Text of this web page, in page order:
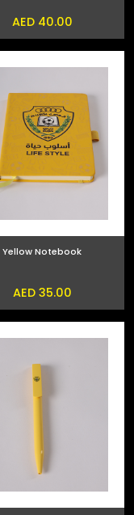
AED 40.00
Yellow Notebook
AED 35.00